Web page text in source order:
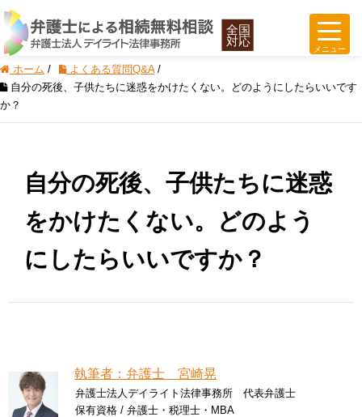
ホーム / よくある質問Q&A/
自分の死後、子供たちに迷惑をかけたくない。どのようにしたらいいです
か？
自分の死後、子供たちに迷惑
をかけたくない。どのよう
にしたらいいですか？
執筆者：弁護士 宮崎晃
弁護士法人デイライト法律事務所 代表弁護士
保有資格 / 弁護士・税理士・MBA